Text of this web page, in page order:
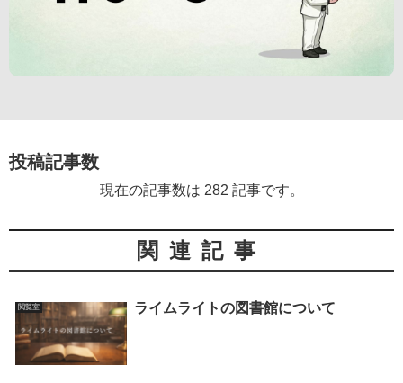
投稿記事数
現在の記事数は 282 記事です。
関連記事
閲覧室 ライムライトの図書館について